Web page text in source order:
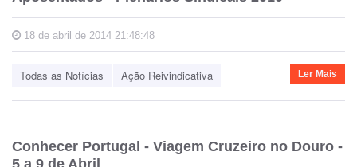
18 de abril de 2014 21:48:48
Todas as Notícias Ação Reivindicativa Ler Mais
Conhecer Portugal - Viagem Cruzeiro no Douro -
5 a 9 de Abril